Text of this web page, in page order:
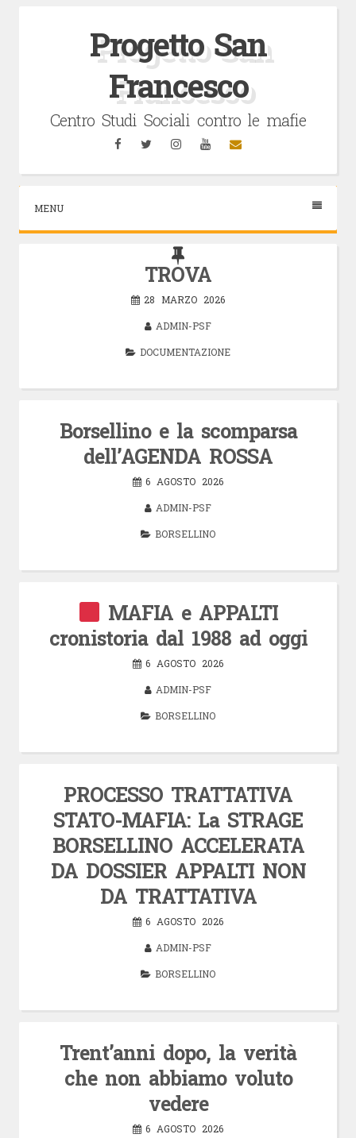
Progetto San
Francesco
Centro Studi Sociali contro le mafie
FacebookTwitterInstagramYouTubeEmail
MENU
TROVA
28 MARZO 2026
ADMIN-PSF
DOCUMENTAZIONE
Borsellino e la scomparsa
dell’AGENDA ROSSA
6 AGOSTO 2026
ADMIN-PSF
BORSELLINO
MAFIA e APPALTI
cronistoria dal 1988 ad oggi
6 AGOSTO 2026
ADMIN-PSF
BORSELLINO
PROCESSO TRATTATIVA
STATO-MAFIA: La STRAGE
BORSELLINO ACCELERATA
DA DOSSIER APPALTI NON
DA TRATTATIVA
6 AGOSTO 2026
ADMIN-PSF
BORSELLINO
Trent’anni dopo, la verità
che non abbiamo voluto
vedere
6 AGOSTO 2026